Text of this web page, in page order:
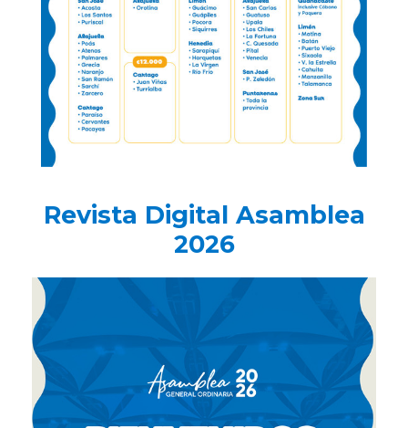
Revista Digital Asamblea
2026